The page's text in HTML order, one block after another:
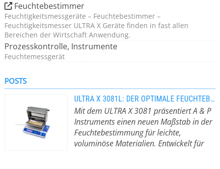
Feuchtebestimmer
Feuchtigkeitsmessgeräte – Feuchtebestimmer –
Feuchtigkeitsmesser ULTRA X Geräte finden in fast allen
Bereichen der Wirtschaft Anwendung.
Prozesskontrolle, Instrumente
Feuchtemessgerät
POSTS
ULTRA X 3081L: DER OPTIMALE FEUCHTEBESTIMMER FÜR VOLUMINÖSE PROBEN
Mit dem ULTRA X 3081 präsentiert A & P
Instruments einen neuen Maßstab in der
Feuchtebestimmung für leichte,
voluminöse Materialien. Entwickelt für